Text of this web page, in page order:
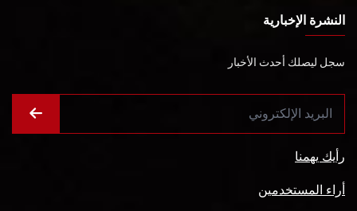
النشرة الإخبارية
سجل ليصلك أحدث الأخبار
رأيك يهمنا
أراء المستخدمين